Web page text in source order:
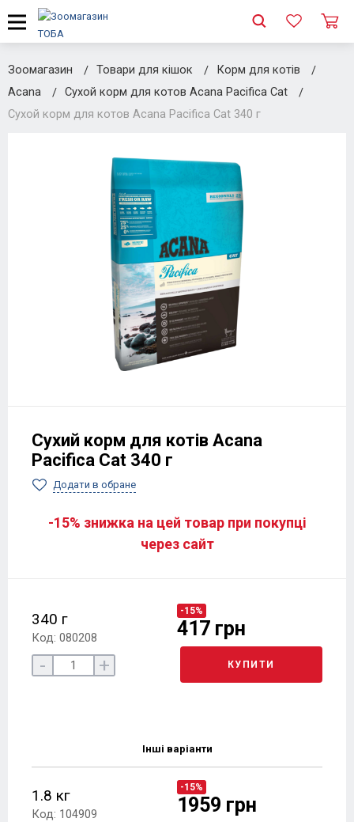
Зоомагазин Товари для кішок
Корм для котів
Acana
Сухой корм для котов Acana Pacifica Cat
Сухой корм для котов Acana Pacifica Cat 340 г
Сухий корм для котів Acana
Pacifica Cat 340 г
Додати в обране
-15% знижка на цей товар при покупці
через сайт
340 г
Код: 080208
-15%
417 грн
- + КУПИТИ
Інші варіанти
1.8 кг
Код: 104909
-15%
1959 грн